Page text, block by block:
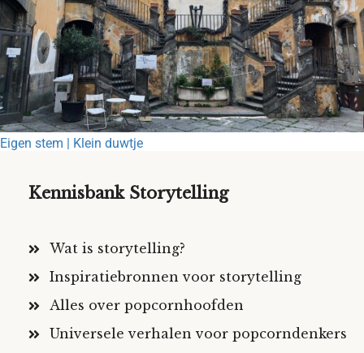
Eigen stem | Klein duwtje
Kennisbank Storytelling
Wat is storytelling?
Inspiratiebronnen voor storytelling
Alles over popcornhoofden
Universele verhalen voor popcorndenkers